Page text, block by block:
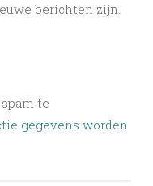
berichten zijn.
te
gegevens worden